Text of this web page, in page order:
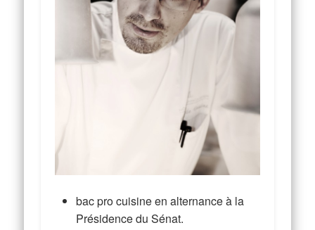
bac pro cuisine en alternance à la
Présidence du Sénat.